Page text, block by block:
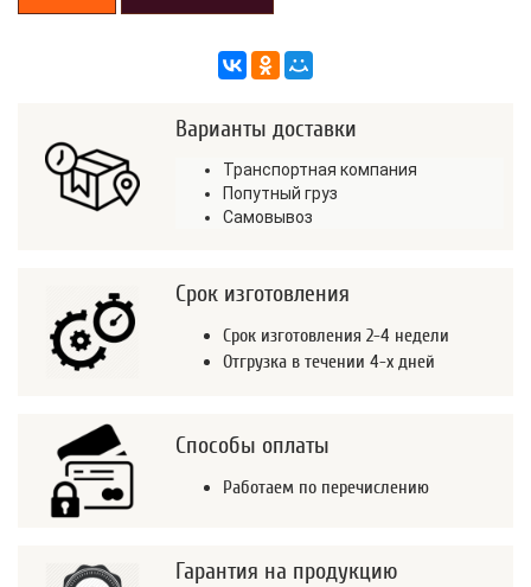
Варианты доставки
Транспортная компания
Попутный груз
Самовывоз
Срок изготовления
Срок изготовления 2-4 недели
Отгрузка в течении 4-х дней
Способы оплаты
Работаем по перечислению
Гарантия на продукцию